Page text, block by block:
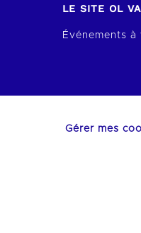
LE SITE OL
Événements à
Gérer mes